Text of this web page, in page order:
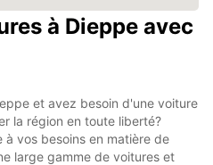
à Dieppe avec
et avez besoin d'une voiture
la région en toute liberté?
vos besoins en matière de
large gamme de voitures et